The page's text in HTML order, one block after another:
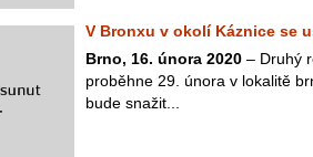
V Bronxu v okolí Káznice se
Brno, 16. února 2020 – Druhý
proběhne 29. února v lokalitě
bude snažit...